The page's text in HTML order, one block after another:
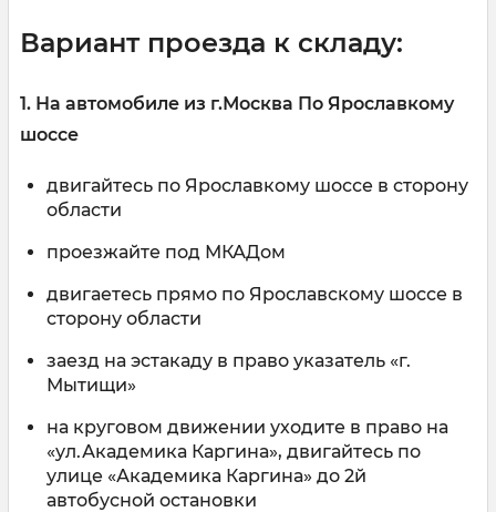
Вариант проезда к складу:
1. На автомобиле из г.Москва По Ярославкому
шоссе
двигайтесь по Ярославкому шоссе в сторону
области
проезжайте под МКАДом
двигаетесь прямо по Ярославскому шоссе в
сторону области
заезд на эстакаду в право указатель «г.
Мытищи»
на круговом движении уходите в право на
«ул.Академика Каргина», двигайтесь по
улице «Академика Каргина» до 2й
автобусной остановки